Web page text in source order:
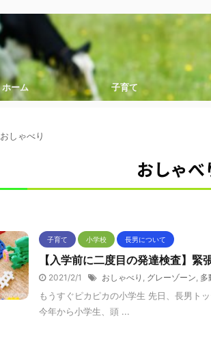
ホーム 子育て
おしゃべり
おしゃべ
子育て 小学校 長男について
【入学前に二度目の発達検査】
2021/2/1 おしゃべり , グレーゾーン, 多
もうすぐピカピカの小学生 先日、長男ト
今年から小学生、頭 ...